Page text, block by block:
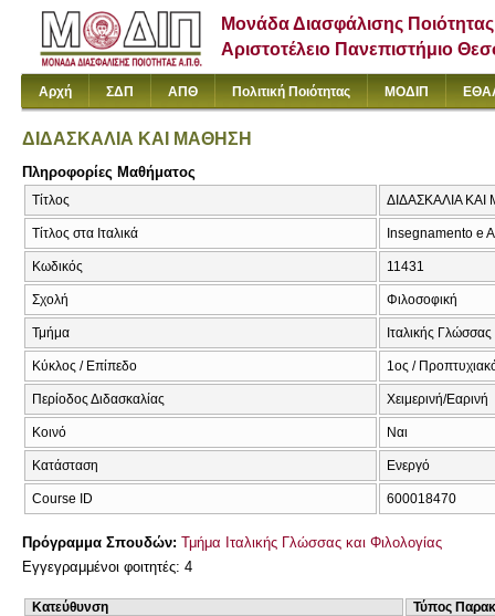
Μονάδα Διασφάλισης Ποιότητας
Αριστοτέλειο Πανεπιστήμιο
Αρχή ΣΔΠ ΑΠΘ Πολιτική Ποιότητας ΜΟΔΙΠ
ΔΙΔΑΣΚΑΛΙΑ ΚΑΙ ΜΑΘΗΣΗ
Πληροφορίες Μαθήματος
Τίτλος ΔΙΔΑΣΚΑΛΙΑ ΚΑΙ
Τίτλος στα Ιταλικά Insegnamento e
Κωδικός 11431
Σχολή Φιλοσοφική
Τμήμα Ιταλικής
Κύκλος / Επίπεδο 1ος /
Περίοδος Διδασκαλίας Χειμερινή/Εαρινή
Κοινό Ναι
Κατάσταση Ενεργό
Course ID 600018470
Πρόγραμμα Σπουδών: Τμήμα Ιταλικής Γλώσσας και Φιλολογίας
Εγγεγραμμένοι φοιτητές: 4
Κατεύθυνση Τύπος